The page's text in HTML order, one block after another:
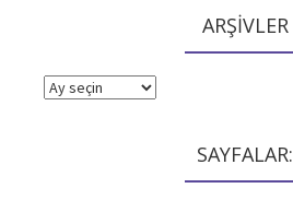
ARŞİVLER
ARŞİVLER
SAYFALAR: